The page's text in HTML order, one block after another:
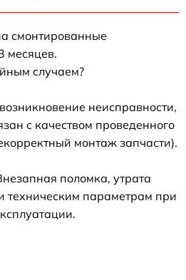
смонтированные
месяцев.
случаем?
неисправности,
с качеством проведенного
монтаж запчасти).
поломка, утрата
техническим параметрам при